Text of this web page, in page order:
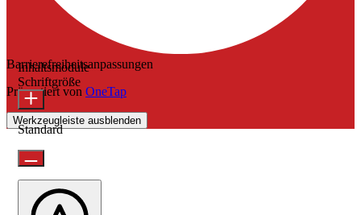
Barrierefreiheitsanpassungen
Präsentiert von OneTap
Werkzeugleiste ausblenden
Inhaltsmodule
Schriftgröße
Standard